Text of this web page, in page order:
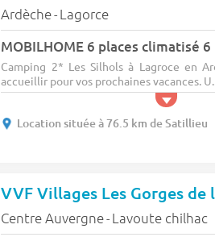
Ardèche- Lagorce
MOBILHOME 6 places climatisé 6
Camping 2* Les Silhols à Lagroce en
accueillir pour vos prochaines vacances.
Location située à 76.5 km de Satillieu
VVF Villages Les Gorges
Centre Auvergne- Lavoute chilhac